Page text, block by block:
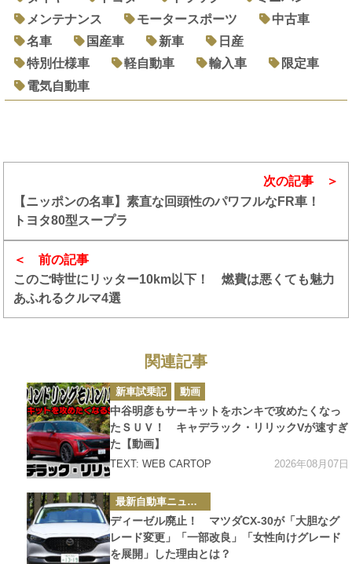
メンテナンス
モータースポーツ
中古車
名車
国産車 新車
日産
特別仕様車
軽自動車 輸入車
限定車
電気自動車
前の記事
このご時世にリッター10km以下！ 燃費は悪くても魅力
あふれるクルマ4選
次の記事
【ニッポンの名車】素直な回頭性のパワフルなFR車！
トヨタ80型スープラ
関連記事
カ
テ
ゴ
リ
ー
新車試乗記 動画
中谷明彦もサーキットをホンキで攻めたくなっ
たＳＵＶ！ キャデラック・リリックVが速すぎ
た【動画】
TEXT: WEB CARTOP 2026年08月07日
カ
テ
ゴ
リ
ー
最新自動車ニュース
ディーゼル廃止！ マツダCX-30が「大胆なグ
レード変更」「一部改良」「女性向けグレード
を展開」した理由とは？